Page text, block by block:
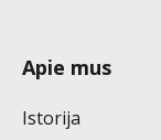
Apie mus
Istorija